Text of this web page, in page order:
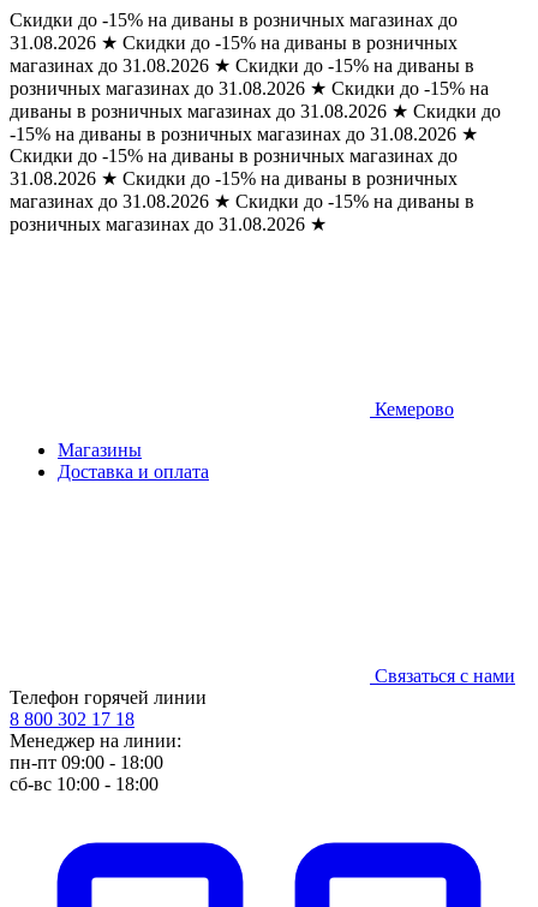
Скидки до -15% на диваны в розничных магазинах до
31.08.2026 ★ Скидки до -15% на диваны в розничных
магазинах до 31.08.2026 ★ Скидки до -15% на диваны в
розничных магазинах до 31.08.2026 ★ Скидки до -15% на
диваны в розничных магазинах до 31.08.2026 ★ Скидки до
-15% на диваны в розничных магазинах до 31.08.2026 ★
Скидки до -15% на диваны в розничных магазинах до
31.08.2026 ★ Скидки до -15% на диваны в розничных
магазинах до 31.08.2026 ★ Скидки до -15% на диваны в
розничных магазинах до 31.08.2026 ★
Кемерово
Магазины
Доставка и оплата
Связаться с нами
Телефон горячей линии
8 800 302 17 18
Менеджер на линии:
пн-пт 09:00 - 18:00
сб-вс 10:00 - 18:00